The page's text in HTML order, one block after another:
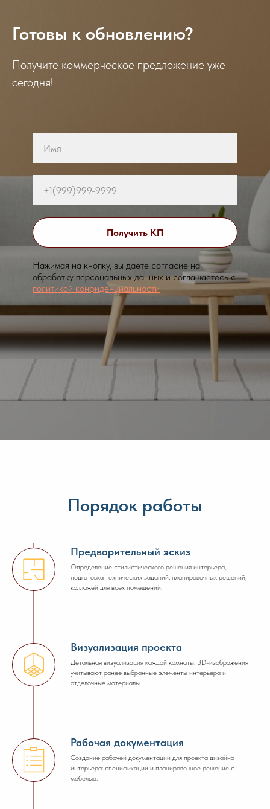
Готовы к обновлению?
Получите коммерческое предложение уже
сегодня!
Получить КП
Нажимая на кнопку, вы даете согласие на
обработку персональных данных и соглашаетесь c
политикой конфиденциальности
Порядок работы
Предварительный эскиз
Определение стилистического решения интерьера,
подготовка технических заданий, планировочных решений,
коллажей для всех помещений.
Визуализация проекта
Детальная визуализация каждой комнаты. 3D-изображения
учитывают ранее выбранные элементы интерьера и
отделочные материалы.
Рабочая документация
Создание рабочей документации для проекта дизайна
интерьера: спецификации и планировочное решение с
мебелью.